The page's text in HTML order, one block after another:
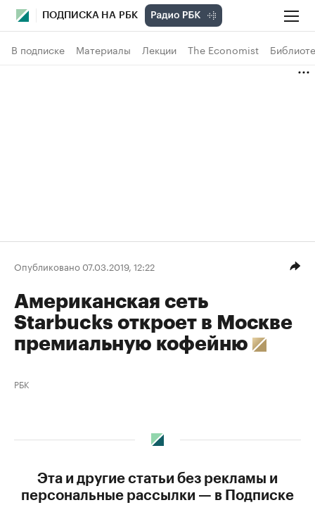
ПОДПИСКА НА РБК
В подписке Материалы Лекции The Economist
Опубликовано 07.03.2019, 12:22
Американская сеть
Starbucks откроет в Москве
премиальную кофейню
РБК
Эта и другие статьи без рекламы и
персональные рассылки — в Подписке